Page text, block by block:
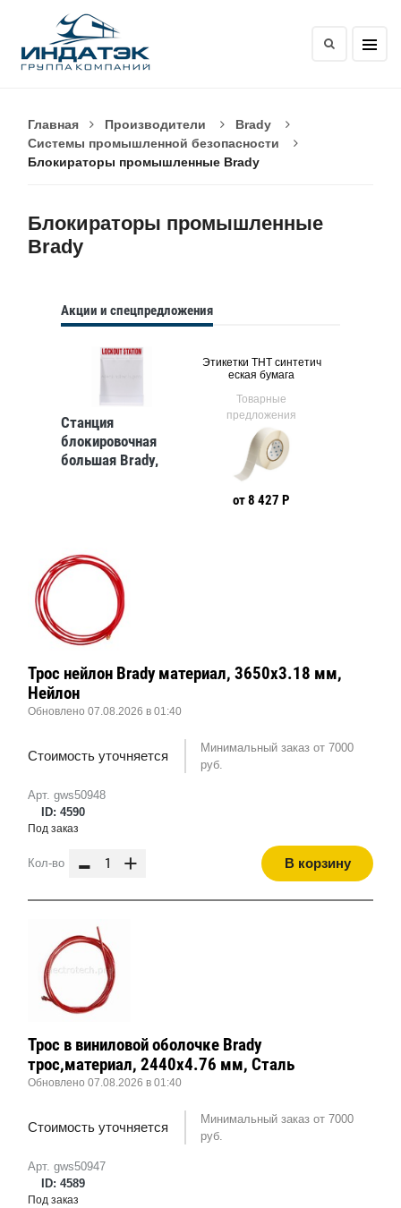
Главная Производители
Brady
Системы промышленной безопасности
Блокираторы промышленные Brady
Блокираторы промышленные
Brady
Акции и спецпредложения
Станция
блокировочная
большая Brady,
Этикетки THT синтетич
еская бумага
Товарные
предложения
от 8 427 Р
Арт. gws50948
ID: 4590
Трос нейлон Brady материал, 3650x3.18 мм,
Нейлон
Обновлено 07.08.2026 в 01:40
Стоимость уточняется
Минимальный заказ от 7000
руб.
Под заказ
Кол-во - + В корзину
Арт. gws50947
ID: 4589
Трос в виниловой оболочке Brady
трос,материал, 2440x4.76 мм, Сталь
Обновлено 07.08.2026 в 01:40
Стоимость уточняется
Минимальный заказ от 7000
руб.
Под заказ